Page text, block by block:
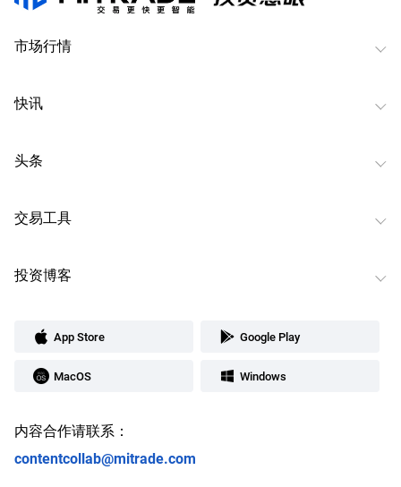
市场行情
快讯
头条
交易工具
投资博客
App Store Google Play
MacOS Windows
内容合作请联系：
contentcollab@mitrade.com